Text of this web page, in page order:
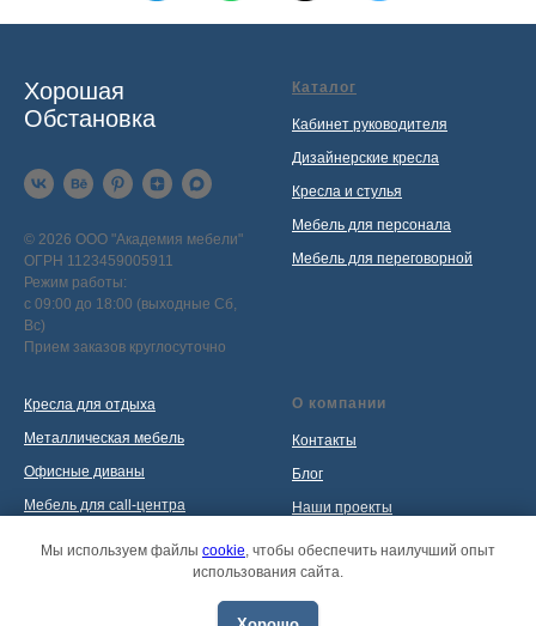
Мы используем файлы cookie, чтобы обеспечить наилучший опыт
использования сайта.
Хорошая
Обстановка
© 2026 ООО "Академия мебели"
ОГРН 1123459005911
Режим работы:
с 09:00 до 18:00 (выходные Сб,
Вс)
Прием заказов круглосуточно
Каталог
Кабинет руководителя
Дизайнерские кресла
Кресла и стулья
Мебель для персонала
Мебель для переговорной
Кресла для отдыха
Металлическая мебель
Офисные диваны
Мебель для call-центра
О компании
Контакты
Блог
Наши проекты
Политика обработки
персональных данных